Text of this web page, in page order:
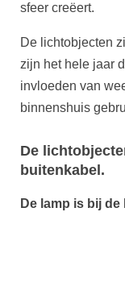
sfeer creëert.
De lichtobjecten
zijn het hele jaar
invloeden van
binnenshuis
De
buitenkabel.
De lamp is bij